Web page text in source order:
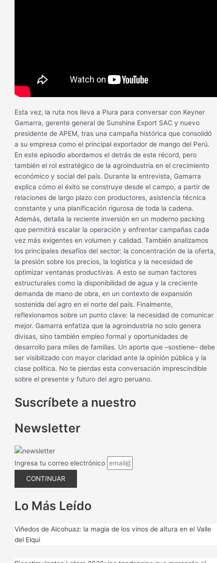
Esta vez, la ruta nos lleva a Piura para conversar con Keyner
Gamarra, gerente general de Sunshine Export SAC y nuevo
presidente de APEM, tras una campaña histórica que consolidó
a su empresa como el principal exportador de mango del Perú.
En este episodio abordamos el detrás de este récord, pero
también el rol estratégico de la agroindustria en el crecimiento
económico y social del país. Durante la entrevista, Gamarra
explica cómo el éxito se construye desde el campo, a partir de
relaciones de largo plazo con productores, asistencia técnica
constante y una planificación rigurosa de toda la cadena.
Además, detalla la reciente inversión en un moderno packing
que permitirá escalar la operación y enfrentar campañas cada
vez más exigentes en volumen y calidad. También analizamos
los principales desafíos del sector: la concentración de la oferta,
la presión sobre los precios, la logística y la necesidad de
optimizar ventanas productivas. A esto se suman factores
estructurales como la disponibilidad de agua y la creciente
demanda de mano de obra, en un contexto de expansión
sostenida del agro en el norte del país. Finalmente,
reflexionamos sobre un punto clave: la necesidad de comunicar
mejor. Gamarra enfatiza que la agroindustria no solo genera
divisas, sino también empleo formal y oportunidades de
desarrollo para miles de familias. Un aporte que –sostiene– debe
ser visibilizado con mayor claridad ante la opinión pública y la
clase política. No te pierdas esta conversación imprescindible
sobre el presente y futuro del agro peruano.
Suscríbete a nuestro
Newsletter
Ingresa tu correo electrónico
CONTINUAR
Lo Más Leído
Viñedos de Alcohuaz: la magia de los vinos de altura en el Valle
del Elqui